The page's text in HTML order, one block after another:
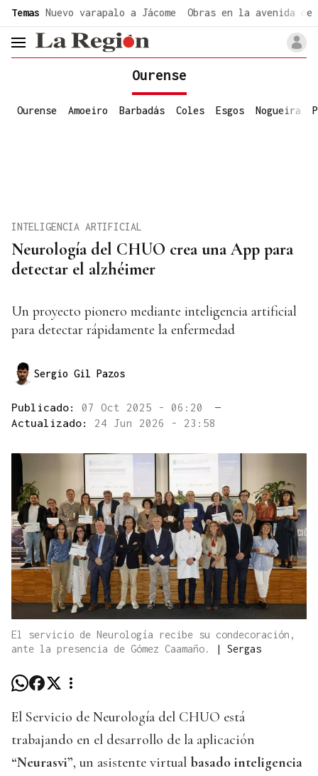
Temas Nuevo varapalo a Jácome Obras en la avenida de
header.menu.open
Ourense
Ourense Amoeiro Barbadás Coles Esgos Nogueira
Neurología del CHUO crea una App para
detectar el alzhéimer
INTELIGENCIA ARTIFICIAL
Un proyecto pionero mediante inteligencia artificial
para detectar rápidamente la enfermedad
Sergio Gil Pazos
Publicado: 07 Oct 2025 - 06:20
—
Actualizado: 24 Jun 2026 - 23:58
El servicio de Neurología recibe su condecoración,
ante la presencia de Gómez Caamaño.
| Sergas
El Servicio de Neurología del CHUO está
trabajando en el desarrollo de la aplicación
“Neurasvi”, un asistente virtual basado inteligencia